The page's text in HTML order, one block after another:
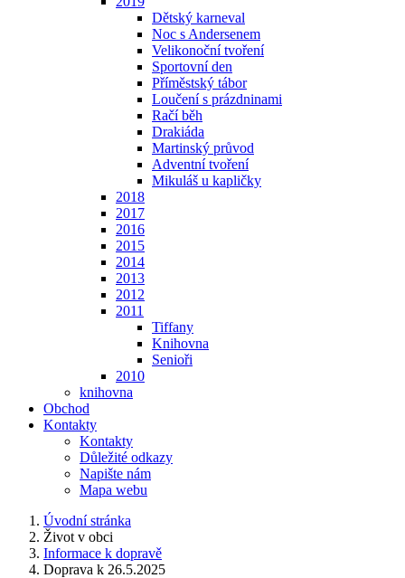
Dětský karneval
Noc s Andersenem
Velikonoční tvoření
Sportovní den
Příměstský tábor
Loučení s prázdninami
Račí běh
Drakiáda
Martinský průvod
Adventní tvoření
Mikuláš u kapličky
2018
2017
2016
2015
2014
2013
2012
2011
Tiffany
Knihovna
Senioři
2010
knihovna
Obchod
Kontakty
Kontakty
Důležité odkazy
Napište nám
Mapa webu
Úvodní stránka
Život v obci
Informace k dopravě
Doprava k 26.5.2025